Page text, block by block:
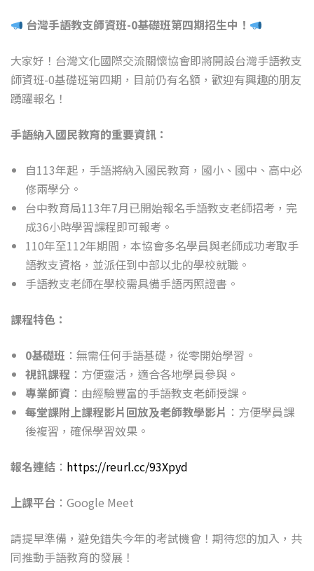
台灣手語教支師資班-0基礎班第四期招生中！
大家好！台灣文化國際交流關懷協會即將開設台灣手語教支
師資班-0基礎班第四期，目前仍有名額，歡迎有興趣的朋友
踴躍報名！
手語納入國民教育的重要資訊：
自113年起，手語將納入國民教育，國小、國中、高中必
修兩學分。
台中教育局113年7月已開始報名手語教支老師招考，完
成36小時學習課程即可報考。
110年至112年期間，本協會多名學員與老師成功考取手
語教支資格，並派任到中部以北的學校就職。
手語教支老師在學校需具備手語丙照證書。
課程特色：
0基礎班 ：無需任何手語基礎，從零開始學習。
視訊課程：方便靈活，適合各地學員參與。
專業師資：由經驗豐富的手語教支老師授課。
每堂課附上課程影片回放及老師教學影片 ：方便學員課
後複習，確保學習效果。
報名連結 ： https://reurl.cc/93Xpyd
上課平台 ：Google Meet
請提早準備，避免錯失今年的考試機會！期待您的加入，共
同推動手語教育的發展！